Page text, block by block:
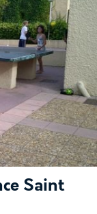
Saint